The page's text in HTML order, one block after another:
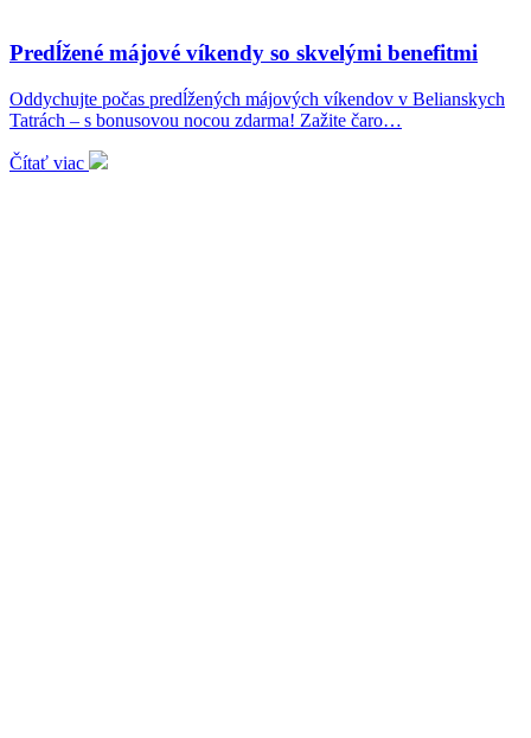
Predĺžené májové víkendy so skvelými benefitmi
Oddychujte počas predĺžených májových víkendov v Belianskych
Tatrách – s bonusovou nocou zdarma! Zažite čaro…
Čítať viac